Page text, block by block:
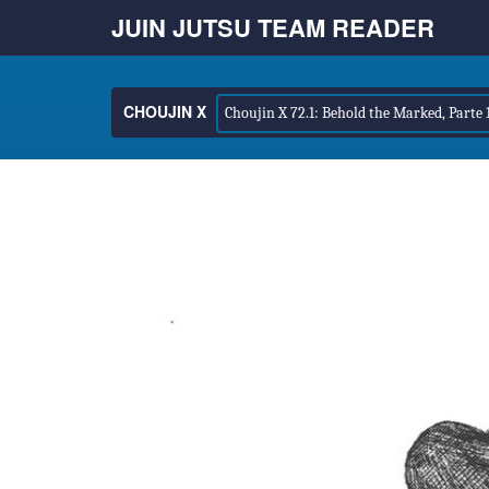
JUIN JUTSU TEAM READER
CHOUJIN X Choujin X 72.1: Behold the Marked, Parte